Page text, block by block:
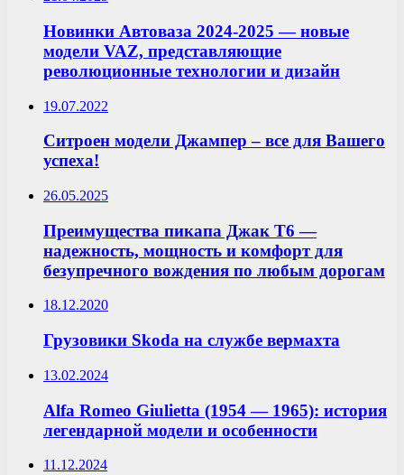
Новинки Автоваза 2024-2025 — новые
модели VAZ, представляющие
революционные технологии и дизайн
19.07.2022
Ситроен модели Джампер – все для Вашего
успеха!
26.05.2025
Преимущества пикапа Джак T6 —
надежность, мощность и комфорт для
безупречного вождения по любым дорогам
18.12.2020
Грузовики Skoda на службе вермахта
13.02.2024
Alfa Romeo Giulietta (1954 — 1965): история
легендарной модели и особенности
11.12.2024